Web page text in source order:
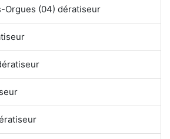
Orgues (04) dératiseur